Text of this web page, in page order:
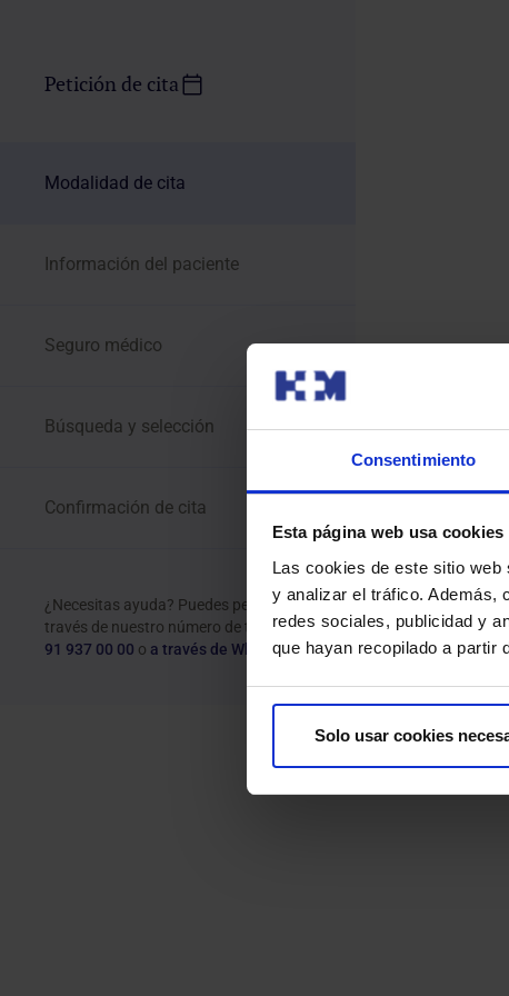
Consentimiento
Esta página web usa cookies
Las cookies de este sitio
y analizar el tráfico. Además,
redes sociales, publicidad y
que hayan recopilado a partir
Solo usar cookies
Petición de cita
Modalidad de cita
Información del paciente
Seguro médico
Búsqueda y selección
Confirmación de cita
¿Necesitas ayuda? Puedes pedir cita a
través de nuestro número de teléfono
91 937 00 00 o a través de WhatsApp